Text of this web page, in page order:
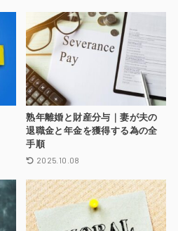
熟年離婚と財産分与｜妻が夫の
退職金と年金を獲得する為の全
手順
2025.10.08